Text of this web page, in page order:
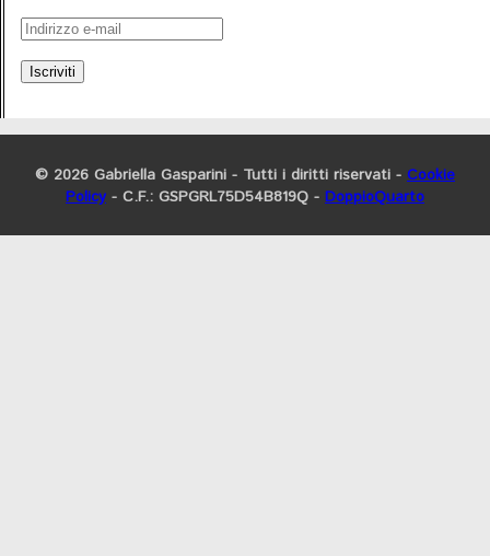
Iscriviti
© 2026 Gabriella Gasparini - Tutti i diritti riservati - Cookie
Policy - C.F.: GSPGRL75D54B819Q - DoppioQuarto